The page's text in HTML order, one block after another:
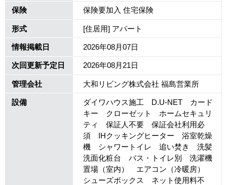
保険 保険要加入 住宅保険
形式 [住居用] アパート
情報掲載日 2026年08月07日
管理会社 大和リビング株式会社 福島営業所
次回更新予定日 2026年08月21日
設備
ダイワハウス施工 D.U-NET カード
キー クローゼット ホームセキュリ
ティ 保証人不要 保証会社利用必
須 IHクッキングヒーター 浴室乾燥
機 シャワートイレ 追い焚き 洗髪
洗面化粧台 バス・トイレ別 洗濯機
置場（室内） エアコン（冷暖房）
シューズボックス ネット使用料不